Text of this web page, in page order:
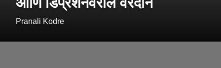
Pranali Kodre